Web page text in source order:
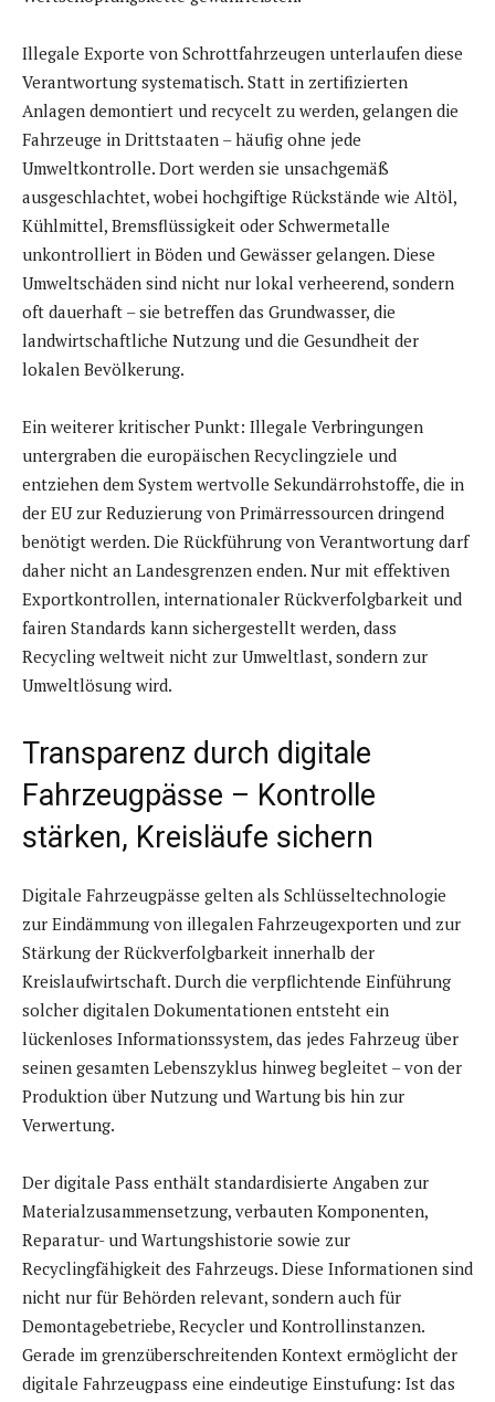
Illegale Exporte von Schrottfahrzeugen unterlaufen diese
Verantwortung systematisch. Statt in zertifizierten
Anlagen demontiert und recycelt zu werden, gelangen die
Fahrzeuge in Drittstaaten – häufig ohne jede
Umweltkontrolle. Dort werden sie unsachgemäß
ausgeschlachtet, wobei hochgiftige Rückstände wie Altöl,
Kühlmittel, Bremsflüssigkeit oder Schwermetalle
unkontrolliert in Böden und Gewässer gelangen. Diese
Umweltschäden sind nicht nur lokal verheerend, sondern
oft dauerhaft – sie betreffen das Grundwasser, die
landwirtschaftliche Nutzung und die Gesundheit der
lokalen Bevölkerung.
Ein weiterer kritischer Punkt: Illegale Verbringungen
untergraben die europäischen Recyclingziele und
entziehen dem System wertvolle Sekundärrohstoffe, die in
der EU zur Reduzierung von Primärressourcen dringend
benötigt werden. Die Rückführung von Verantwortung darf
daher nicht an Landesgrenzen enden. Nur mit effektiven
Exportkontrollen, internationaler Rückverfolgbarkeit und
fairen Standards kann sichergestellt werden, dass
Recycling weltweit nicht zur Umweltlast, sondern zur
Umweltlösung wird.
Transparenz durch digitale
Fahrzeugpässe – Kontrolle
stärken, Kreisläufe sichern
Digitale Fahrzeugpässe gelten als Schlüsseltechnologie
zur Eindämmung von illegalen Fahrzeugexporten und zur
Stärkung der Rückverfolgbarkeit innerhalb der
Kreislaufwirtschaft. Durch die verpflichtende Einführung
solcher digitalen Dokumentationen entsteht ein
lückenloses Informationssystem, das jedes Fahrzeug über
seinen gesamten Lebenszyklus hinweg begleitet – von der
Produktion über Nutzung und Wartung bis hin zur
Verwertung.
Der digitale Pass enthält standardisierte Angaben zur
Materialzusammensetzung, verbauten Komponenten,
Reparatur- und Wartungshistorie sowie zur
Recyclingfähigkeit des Fahrzeugs. Diese Informationen sind
nicht nur für Behörden relevant, sondern auch für
Demontagebetriebe, Recycler und Kontrollinstanzen.
Gerade im grenzüberschreitenden Kontext ermöglicht der
digitale Fahrzeugpass eine eindeutige Einstufung: Ist das